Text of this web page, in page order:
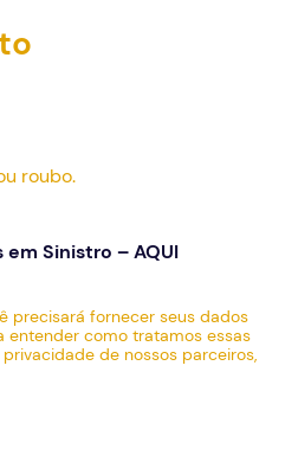
roubo.
em Sinistro –AQUI
precisará fornecer seus dados
entender como tratamos essas
de nossos parceiros,